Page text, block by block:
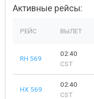
Активные рейсы:
РЕЙС ВЫЛЕТ
RH 569
02:40
CST
HX 569
02:40
CST